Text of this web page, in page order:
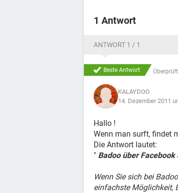
1 Antwort
ANTWORT 1 / 1
Beste Antwort
KALAYDOO
14. Dezember 2011
Hallo !
Wenn man surft, findet
Die Antwort lautet:
" Badoo über Facebook
Wenn Sie sich bei
einfachste Möglichkeit,